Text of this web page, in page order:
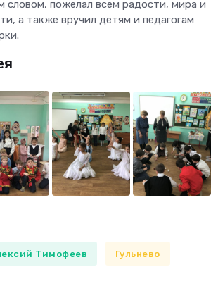
словом, пожелал всем радости, мира и
а также вручил детям и педагогам
Тимофеев Гульнево